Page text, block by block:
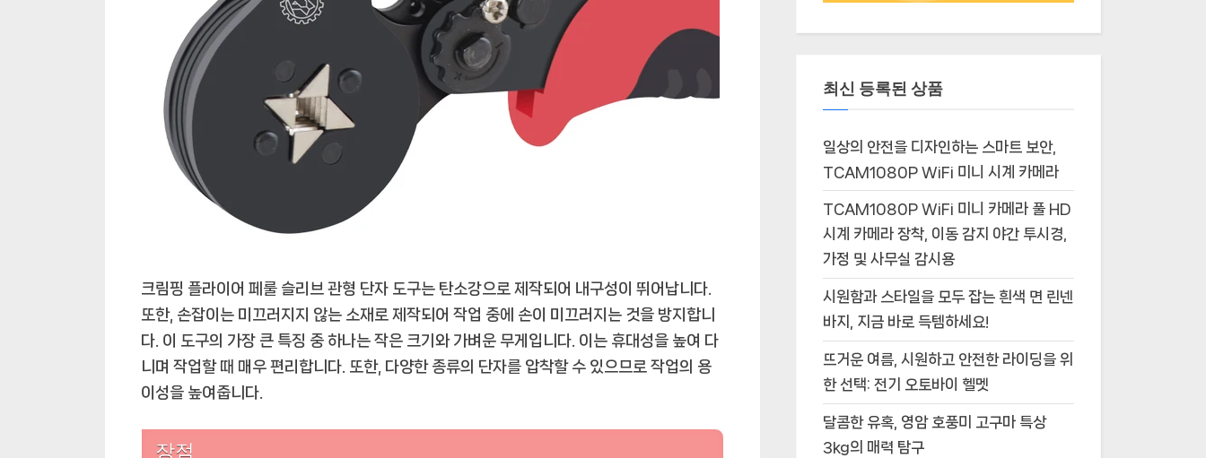
크림핑 플라이어 페룰 슬리브 관형 단자 도구는 탄소강으로 제작되어 내구성이 뛰어납니다.
또한, 손잡이는 미끄러지지 않는 소재로 제작되어 작업 중에 손이 미끄러지는 것을 방지합니
다. 이 도구의 가장 큰 특징 중 하나는 작은 크기와 가벼운 무게입니다. 이는 휴대성을 높여 다
니며 작업할 때 매우 편리합니다. 또한, 다양한 종류의 단자를 압착할 수 있으므로 작업의 용
이성을 높여줍니다.
장점
최신 등록된 상품
일상의 안전을 디자인하는 스마트 보안,
TCAM1080P WiFi 미니 시계 카메라
TCAM1080P WiFi 미니 카메라 풀 HD
시계 카메라 장착, 이동 감지 야간 투시경,
가정 및 사무실 감시용
시원함과 스타일을 모두 잡는 흰색 면 린넨
바지, 지금 바로 득템하세요!
뜨거운 여름, 시원하고 안전한 라이딩을 위
한 선택: 전기 오토바이 헬멧
달콤한 유혹, 영암 호풍미 고구마 특상
3kg의 매력 탐구